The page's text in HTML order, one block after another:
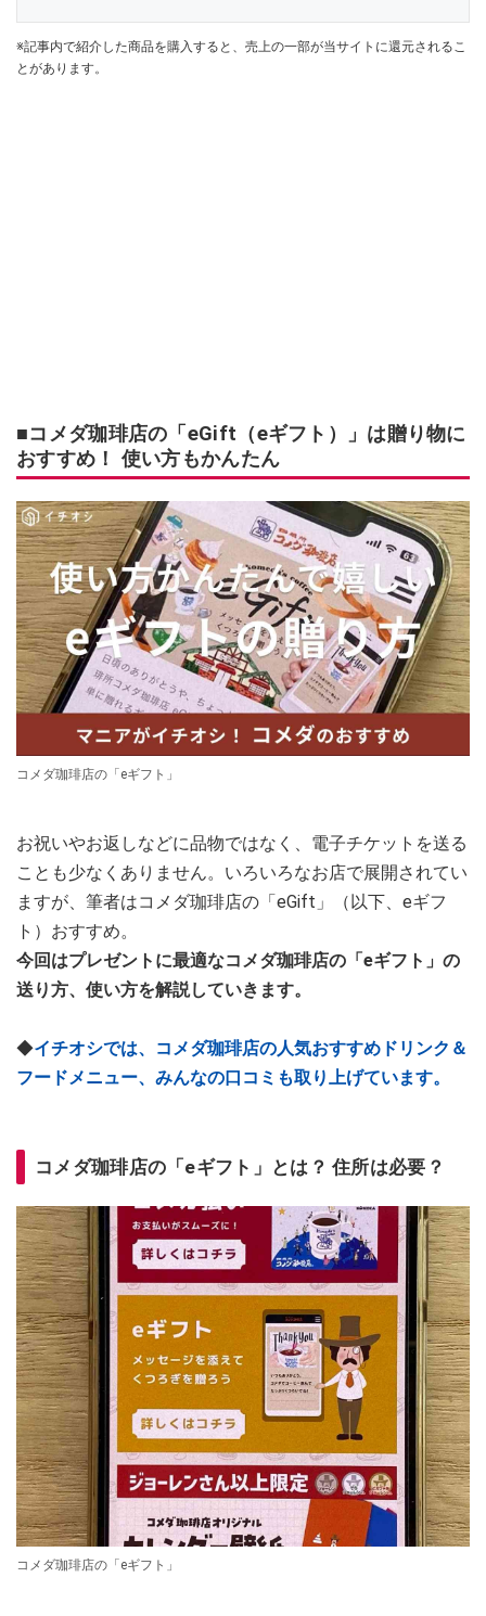
※記事内で紹介した商品を購入すると、売上の一部が当サイトに還元されるこ
とがあります。
■コメダ珈琲店の「eGift（eギフト）」は贈り物に
おすすめ！ 使い方もかんたん
コメダ珈琲店の「eギフト」
お祝いやお返しなどに品物ではなく、電子チケットを送る
ことも少なくありません。いろいろなお店で展開されてい
ますが、筆者はコメダ珈琲店の「eGift」（以下、eギフ
ト）おすすめ。
今回はプレゼントに最適なコメダ珈琲店の「eギフト」の
送り方、使い方を解説していきます。
◆イチオシでは、コメダ珈琲店の人気おすすめドリンク＆
フードメニュー、みんなの口コミも取り上げています。
コメダ珈琲店の「eギフト」とは？ 住所は必要？
コメダ珈琲店の「eギフト」